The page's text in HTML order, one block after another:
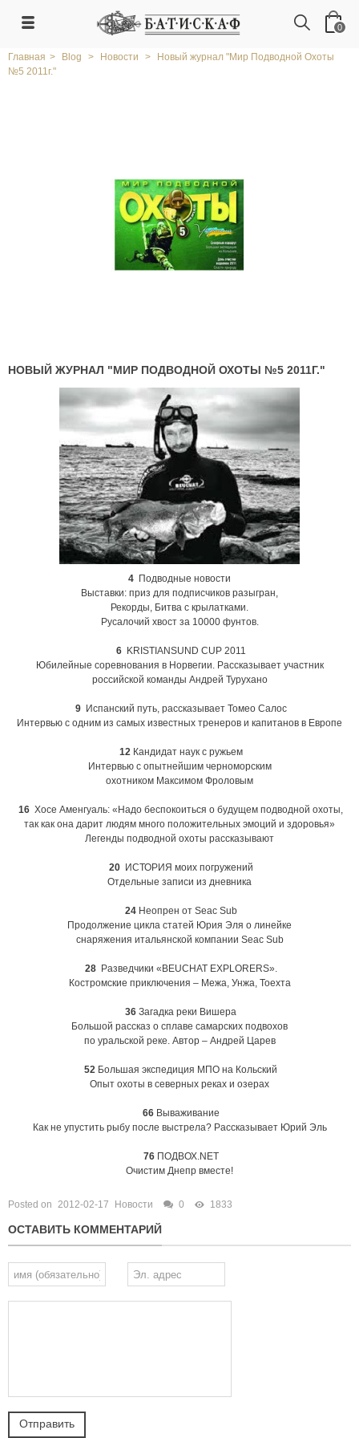
0
Главная > Blog > Новости >
Новый журнал "Мир Подводной Охоты
№5 2011г."
НОВЫЙ ЖУРНАЛ "МИР ПОДВОДНОЙ ОХОТЫ №5 2011Г."
4 Подводные новости
Выставки: приз для подписчиков разыгран,
Рекорды, Битва с крылатками.
Русалочий хвост за 10000 фунтов.
6 KRISTIANSUND CUP 2011
Юбилейные соревнования в Норвегии. Рассказывает участник
российской команды Андрей Турухано
9Испанский путь, рассказывает Томео Салос
Интервью с одним из самых известных тренеров и капитанов в Европе
12Кандидат наук с ружьем
Интервью с опытнейшим черноморским
охотником Максимом Фроловым
16 Хосе Аменгуаль: «Надо беспокоиться о будущем подводной охоты,
так как она дарит людям много положительных эмоций и здоровья»
Легенды подводной охоты рассказывают
20ИСТОРИЯ моих погружений
Отдельные записи из дневника
24Неопрен от Seac Sub
Продолжение цикла статей Юрия Эля о линейке
снаряжения итальянской компании Seac Sub
28Разведчики «BEUCHAT EXPLORERS».
Костромские приключения – Межа, Унжа, Тоехта
36 Загадка реки Вишера
Большой рассказ о сплаве самарских подвохов
по уральской реке. Автор – Андрей Царев
52 Большая экспедиция МПО на Кольский
Опыт охоты в северных реках и озерах
66Вываживание
Как не упустить рыбу после выстрела? Рассказывает Юрий Эль
76ПОДВОХ.NET
Очистим Днепр вместе!
Posted on 2012-02-17 Новости 0 1833
ОСТАВИТЬ КОММЕНТАРИЙ